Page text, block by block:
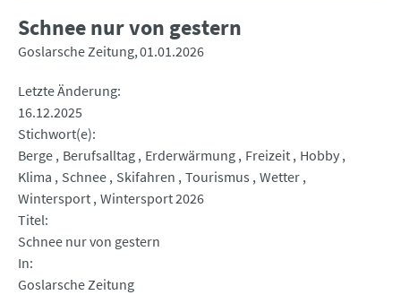
Schnee nur von gestern
Goslarsche Zeitung 01.01.2026
Letzte Änderung
16.12.2025
Stichwort(e)
Berge Berufsalltag Erderwärmung Freizeit Hobby
Klima
Schnee Skifahren Tourismus Wetter
Wintersport Wintersport 2026
Titel
Schnee nur von gestern
In
Goslarsche Zeitung